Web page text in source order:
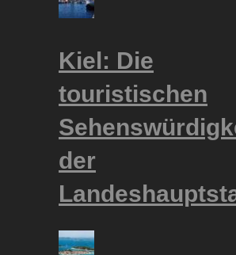
Kiel: Die
touristischen
der